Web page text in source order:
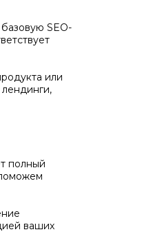
SEO-
или
полный
ваших